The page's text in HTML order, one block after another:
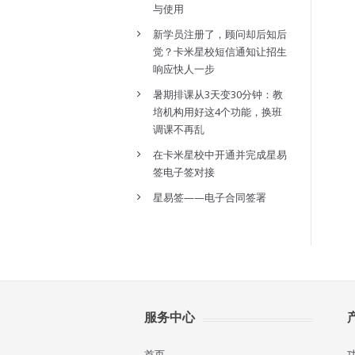
与使用
新学员注册了，顾问却后知后
觉？卡米星校短信通知让招生
响应快人一步
暑期排课从3天变30分钟：教
培机构用好这4个功能，换班
调课不再乱
在卡米星校中开通并完成星易
签电子签对接
星易签——电子合同签署
服务中心